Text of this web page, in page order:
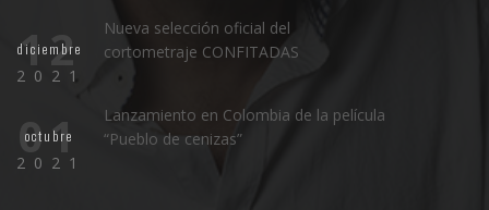
12
diciembre
2021
Nueva selección oficial del
cortometraje CONFITADAS
01
octubre
2021
Lanzamiento en Colombia de la película
“Pueblo de cenizas”